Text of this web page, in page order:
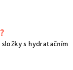
s hydratačním